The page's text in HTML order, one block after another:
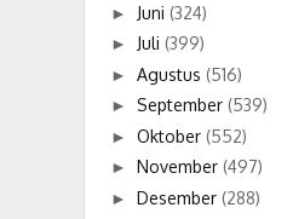
► Juni (324)
► Juli (399)
► Agustus (516)
► September (539)
► Oktober (552)
► November (497)
► Desember (288)